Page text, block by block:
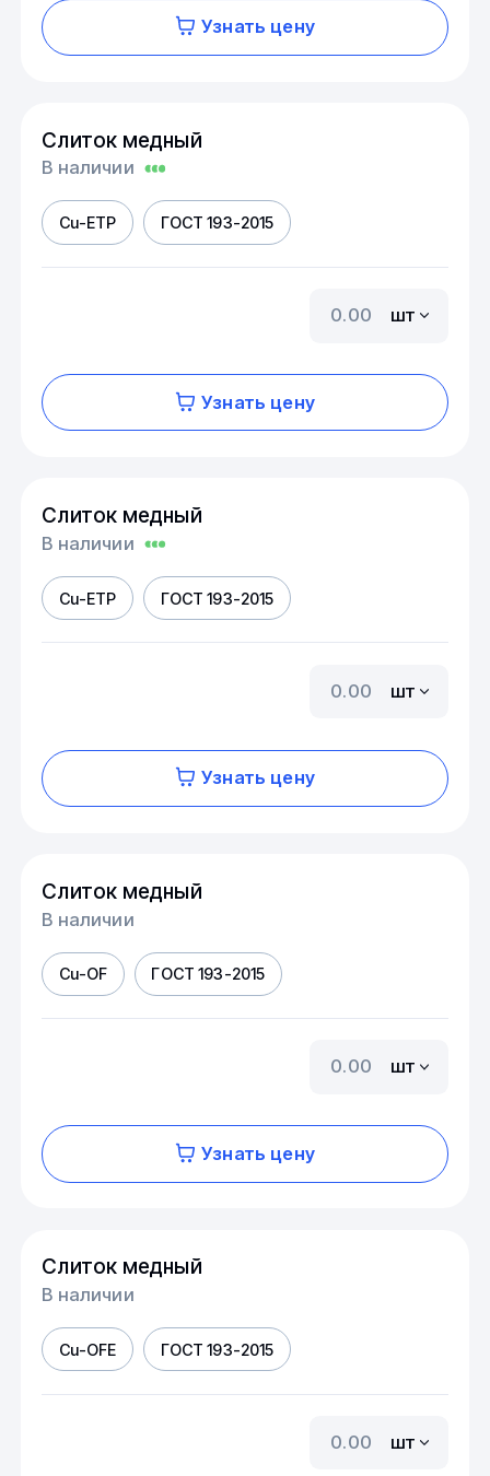
Узнать цену
Слиток медный
В наличии
Cu-ETP ГОСТ 193-2015
шт
Узнать цену
Слиток медный
В наличии
Cu-ETP ГОСТ 193-2015
шт
Узнать цену
Слиток медный
В наличии
Cu-OF ГОСТ 193-2015
шт
Узнать цену
Слиток медный
В наличии
Cu-OFE ГОСТ 193-2015
шт